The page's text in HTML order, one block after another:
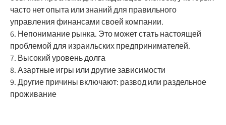
часто нет опыта или знаний для правильного
управления финансами своей компании.
6. Непонимание рынка. Это может стать настоящей
проблемой для израильских предпринимателей.
7. Высокий уровень долга
8. Азартные игры или другие зависимости
9. Другие причины включают: развод или раздельное
проживание